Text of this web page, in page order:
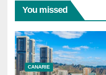
You missed
CANARIE